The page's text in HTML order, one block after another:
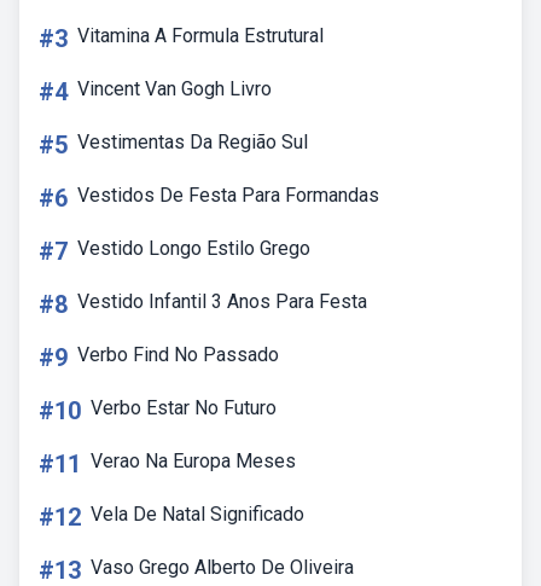
#3 Vitamina A Formula Estrutural
#4 Vincent Van Gogh Livro
#5 Vestimentas Da Região Sul
#6 Vestidos De Festa Para Formandas
#7 Vestido Longo Estilo Grego
#8 Vestido Infantil 3 Anos Para Festa
#9 Verbo Find No Passado
#10 Verbo Estar No Futuro
#11 Verao Na Europa Meses
#12 Vela De Natal Significado
#13 Vaso Grego Alberto De Oliveira